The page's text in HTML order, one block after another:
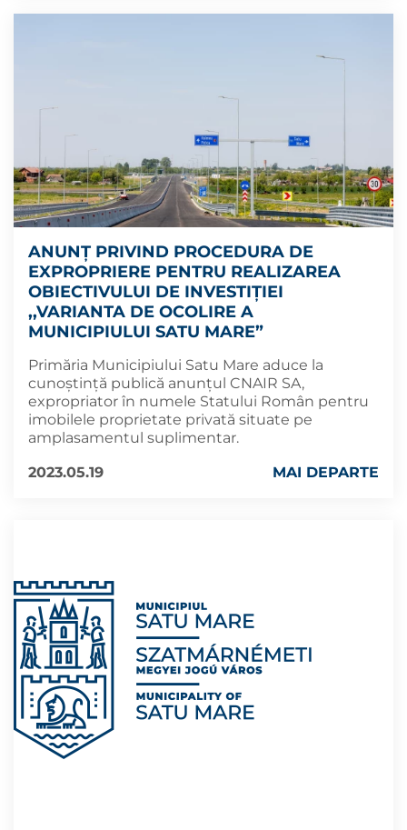
ANUNȚ PRIVIND PROCEDURA DE
EXPROPRIERE PENTRU REALIZAREA
OBIECTIVULUI DE INVESTIȚIEI
,,VARIANTA DE OCOLIRE A
MUNICIPIULUI SATU MARE”
Primăria Municipiului Satu Mare aduce la
cunoștință publică anunțul CNAIR SA,
expropriator în numele Statului Român pentru
imobilele proprietate privată situate pe
amplasamentul suplimentar.
2023.05.19
MAI DEPARTE